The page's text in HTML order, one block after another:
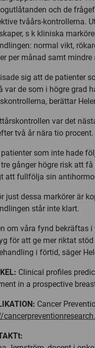
och de
tvåårs-kontrollerna.
s k kliniska
normal vikt,
per månad samt mindre
sig att de patienter
var de som i högre grad
berättar
var det
två år nära tio procent.
som inte hade
gånger högre risk att
att fullfölja sin
just dessa markörer är
står inte klart.
om våra fynd bekräftas
för att ge mer riktat
i förtid, säger
Clinical profiles
in a prospective
Cancer